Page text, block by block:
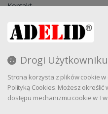
Drogi
Strona korzysta z plików cookie w
Polityką Cookies. Możesz
dostępu mechanizmu cookie w
Kontakt
Regulamin
Reklamacja